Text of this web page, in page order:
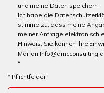
und meine Daten speichern.
Ich habe die
stimme zu, dass meine
meiner Anfrage elektronisch
Hinweis: Sie können Ihre
Mail an
*
* Pflichtfelder